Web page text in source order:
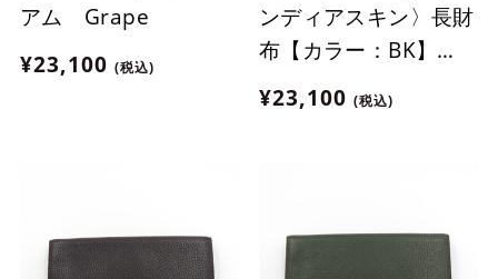
アム Grape
¥23,100 (税込)
ンディアスキン〉長財
布【カラー：BK】
［NP17014］
¥23,100 (税込)